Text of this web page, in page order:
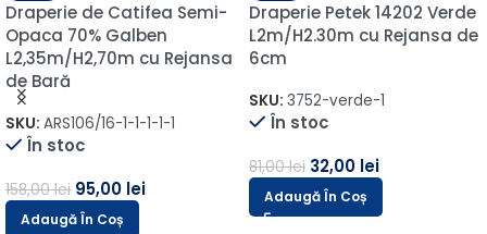
Draperie de Catifea Semi-
Opaca 70% Galben
L2,35m/H2,70m cu Rejansa
de Bară
SKU: ARS106/16-1-1-1-1-1
În stoc
158,00lei 95,00 lei
Adaugă În Coș
Draperie Petek 14202 Verde
L2m/H2.30m cu Rejansa de
6cm
SKU: 3752-verde-1
În stoc
81,00lei 32,00 lei
Adaugă În Coș